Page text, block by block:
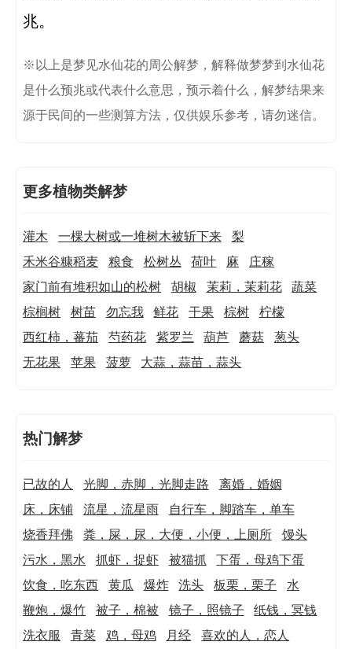
兆。
※以上是梦见水仙花的周公解梦，解释做梦梦到水仙花
是什么预兆或代表什么意思，预示着什么，解梦结果来
源于民间的一些测算方法，仅供娱乐参考，请勿迷信。
更多植物类解梦
灌木 一棵大树或一堆树木被斩下来
梨
禾米谷糠稻麦
粮食 松树丛 荷叶 麻
庄稼
家门前有堆积如山的松树
胡椒 茉莉，茉莉花
蔬菜
棕榈树
树苗 勿忘我 鲜花 干果 棕树
柠檬
西红柿，蕃茄
芍药花 紫罗兰 葫芦 蘑菇
葱头
无花果
苹果 菠萝 大蒜，蒜苗，蒜头
热门解梦
已故的人 光脚，赤脚，光脚走路
离婚，婚姻
床，床铺
流星，流星雨
自行车，脚踏车，单车
烧香拜佛
粪，屎，尿，大便，小便，上厕所
馒头
污水，黑水
抓虾，捉虾 被猫抓
下蛋，母鸡下蛋
饮食，吃东西
黄瓜 爆炸 洗头 板栗，栗子
水
鞭炮，爆竹
被子，棉被 镜子，照镜子
纸钱，冥钱
洗衣服
青菜 鸡，母鸡 月经 喜欢的人，恋人